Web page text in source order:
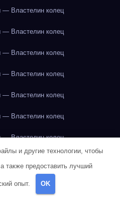
— Властелин колец
— Властелин колец
— Властелин колец
— Властелин колец
— Властелин колец
— Властелин колец
— Властелин колец
— Властелин колец
и другие технологии, чтобы
также предоставить лучший
опыт. OK